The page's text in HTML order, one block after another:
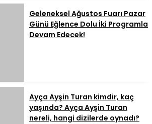
Geleneksel Ağustos Fuarı Pazar
Günü Eğlence Dolu İki Programla
Devam Edecek!
Ayça Ayşin Turan kimdir, kaç
yaşında? Ayça Ayşin Turan
nereli, hangi dizilerde oynadı?